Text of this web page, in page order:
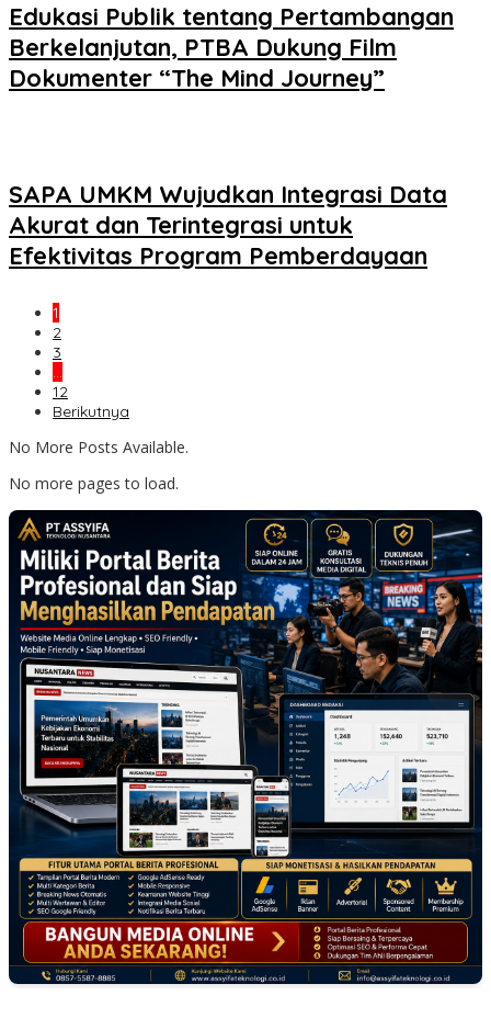
Edukasi Publik tentang Pertambangan
Berkelanjutan, PTBA Dukung Film
Dokumenter “The Mind Journey”
SAPA UMKM Wujudkan Integrasi Data
Akurat dan Terintegrasi untuk
Efektivitas Program Pemberdayaan
1
2
3
…
12
Berikutnya
No More Posts Available.
No more pages to load.